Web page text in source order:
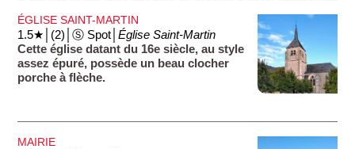
perdu cette vesprée, Les plis de sa robe pourprée, Et son
teint au vôtre pareil... Fait rare, le château a conservé ses
appartements intérieurs du 17e et 18e siècle. Dans les
communs du château, se trouve un grand colombier datant
du 16e siècle et un pressoir du 18e siècle. Allez vous
promener dans le jardin, lieu d'un verger romantique.
ÉGLISE SAINT-MARTIN
1.5★│(2)│Ⓢ Spot│Église Saint-Martin
Cette église datant du 16e siècle, au style
assez épuré, possède un beau clocher
porche à flèche.
MAIRIE